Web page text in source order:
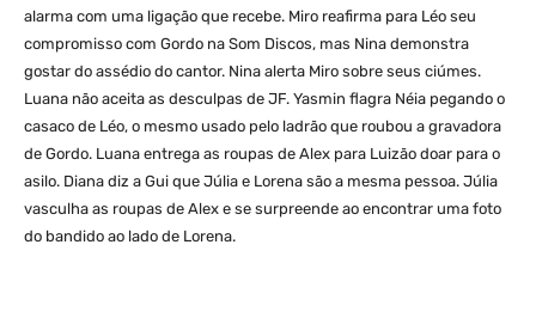
alarma com uma ligação que recebe. Miro reafirma para Léo seu
compromisso com Gordo na Som Discos, mas Nina demonstra
gostar do assédio do cantor. Nina alerta Miro sobre seus ciúmes.
Luana não aceita as desculpas de JF. Yasmin flagra Néia pegando o
casaco de Léo, o mesmo usado pelo ladrão que roubou a gravadora
de Gordo. Luana entrega as roupas de Alex para Luizão doar para o
asilo. Diana diz a Gui que Júlia e Lorena são a mesma pessoa. Júlia
vasculha as roupas de Alex e se surpreende ao encontrar uma foto
do bandido ao lado de Lorena.